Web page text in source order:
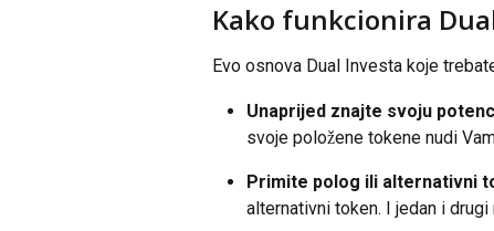
Kako funkcionira
Evo osnova Dual Investa koje
Unaprijed znajte svoju
svoje položene tokene nudi
Primite polog ili alternativni
alternativni token. I jedan i